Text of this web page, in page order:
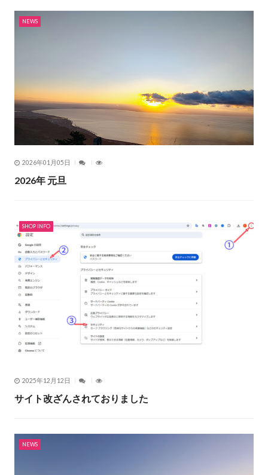
NEWS
2026年01月05日
2026年 元旦
SHOP INFO
2025年12月12日
サイト改ざんされておりました
NEWS